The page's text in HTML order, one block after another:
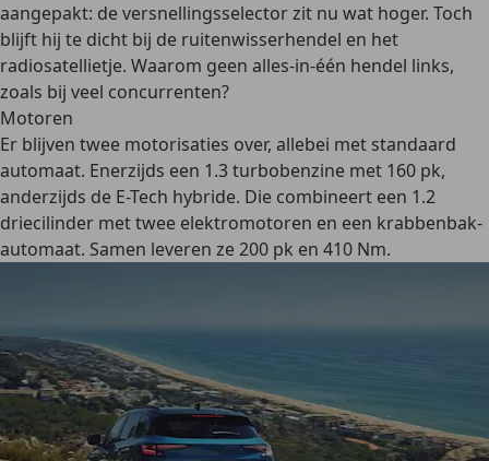
aangepakt: de versnellingsselector zit nu wat hoger. Toch
blijft hij te dicht bij de ruitenwisserhendel en het
radiosatellietje. Waarom geen alles-in-één hendel links,
zoals bij veel concurrenten?
Motoren
Er blijven twee motorisaties over, allebei met standaard
automaat. Enerzijds een 1.3 turbobenzine met 160 pk,
anderzijds de E-Tech hybride. Die combineert een 1.2
driecilinder met twee elektromotoren en een krabbenbak-
automaat. Samen leveren ze 200 pk en 410 Nm.